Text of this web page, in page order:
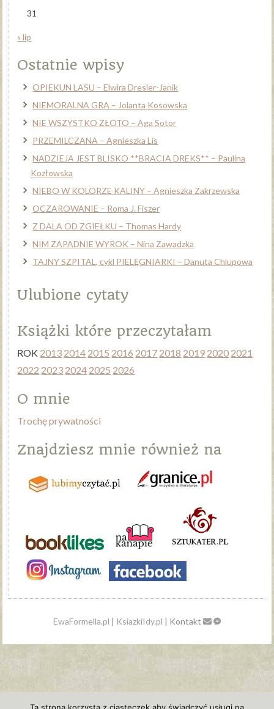
31
« lip
Ostatnie wpisy
OPIEKUN LASU – Elwira Dresler-Janik
NIEMORALNA GRA – Jolanta Kosowska
NIE WSZYSTKO ZŁOTO – Aga Sotor
PRZEMILCZANA – Agnieszka Lis
NADZIEJA JEST BLISKO **BRACIA DREKS** – Paulina
Kozłowska
NIEBO W KOLORZE KALINY – Agnieszka Zakrzewska
OCZAROWANIE – Roma J. Fiszer
Z DALA OD ZGIEŁKU – Thomas Hardy
NIM ZAPADNIE WYROK – Nina Zawadzka
TAJNY SZPITAL, cykl PIELĘGNIARKI – Danuta Chlupowa
Ulubione cytaty
Książki które przeczytałam
ROK 2013 2014 2015 2016 2017 2018 2019 2020 2021
2022 2023 2024 2025 2026
O mnie
Trochę prywatności
Znajdziesz mnie również na
EwaFormella.pl | KsiazkiIdy.pl | Kontakt